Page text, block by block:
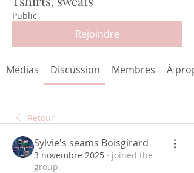
Public
Rejoindre
Médias Discussion Membres À
Retour
Sylvie's seams Boisgirard
3 novembre 2025 · joined the
group.